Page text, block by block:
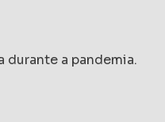
a pandemia.